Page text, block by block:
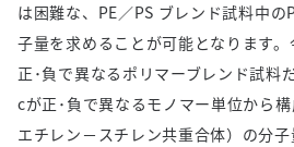
は困難な、PE／PS ブレンド試料中
子量を求めることが可能となります
正･負で異なるポリマーブレンド試料
cが正･負で異なるモノマー単位から
エチレン－スチレン共重合体）の分